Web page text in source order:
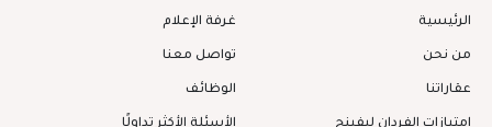
الرئيسية
من نحن
عقاراتنا
غرفة الإعلام
تواصل معنا
الوظائف